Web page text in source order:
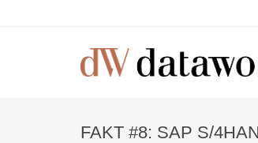
FAKT #8: SAP S/